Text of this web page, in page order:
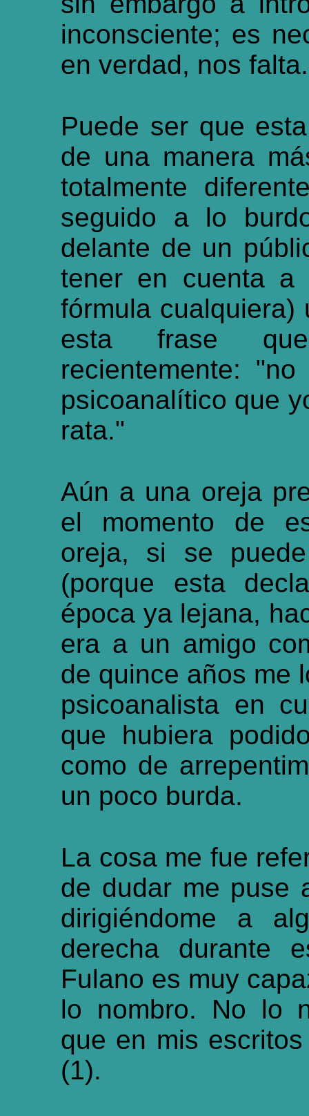
inconsciente; es
en verdad, nos falta.
Puede ser que
de una manera
totalmente
seguido a lo
delante de un
tener en cuenta a
fórmula cualquiera)
esta frase
recientemente:
psicoanalítico que
rata."
Aún a una oreja
el momento de
oreja, si se
(porque esta
época ya lejana,
era a un amigo
de quince años me
psicoanalista en
que hubiera
como de
un poco burda.
La cosa me fue
de dudar me puse
dirigiéndome a
derecha durante
Fulano es muy
lo nombro. No lo
que en mis
(1).